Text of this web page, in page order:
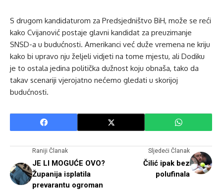
S drugom kandidaturom za Predsjedništvo BiH, može se reći
kako Cvijanović postaje glavni kandidat za preuzimanje
SNSD-a u budućnosti. Amerikanci već duže vremena ne kriju
kako bi upravo nju željeli vidjeti na tome mjestu, ali Dodiku
je to ostala jedina politička dužnost koju obnaša, tako da
takav scenariji vjerojatno nećemo gledati u skorijoj
budućnosti.
Raniji Članak
JE LI MOGUĆE OVO?
Županija isplatila
prevarantu ogroman
Sljedeći Članak
Čilić ipak bez
polufinala